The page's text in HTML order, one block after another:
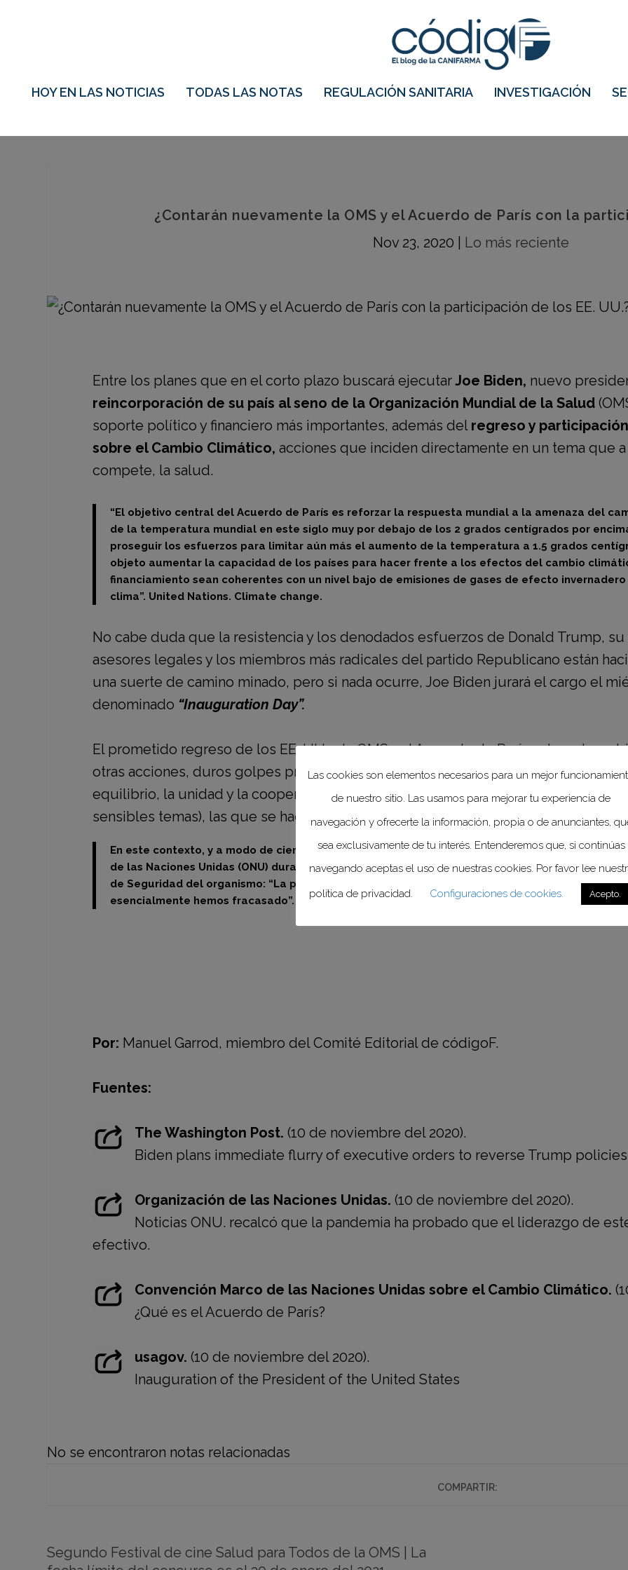
HOY EN LAS NOTICIAS TODAS LAS NOTAS REGULACIÓN SANITARIA INVESTIGACIÓN
¿Contarán nuevamente la OMS y el Acuerdo de París con la
Nov 23, 2020
Lo más reciente
Entre los planes que en el corto plazo buscará ejecutarJoe Biden, nuevo
reincorporación de su país al seno de la Organización Mundial de la Salud
soporte político y financiero más importantes, además del regreso y
sobre el Cambio Climático, acciones que inciden directamente en un tema que
compete, la salud.
“El objetivo central del Acuerdo de París es reforzar la respuesta mundial a la amenaza del
de la temperatura mundial en este siglo muy por debajo de los 2 grados centígrados por
proseguir los esfuerzos para limitar aún más el aumento de la temperatura a 1.5 grados
objeto aumentar la capacidad de los países para hacer frente a los efectos del cambio
financiamiento sean coherentes con un nivel bajo de emisiones de gases de efecto
clima”. United Nations. Climate change.
No cabe duda que la resistencia y los denodados esfuerzos de Donald Trump,
asesores legales y los miembros más radicales del partido Republicano están
una suerte de camino minado, pero si nada ocurre, Joe Biden jurará el cargo el
denominado “Inauguration Day”.
El prometido regreso de los EE. UU. a la OMS y al Acuerdo de París sobre el
otras acciones, duros golpes propinados por la administración de Trump contra
equilibrio, la unidad y la cooperación global en torno a la protección del medio
sensibles temas), las que se hacen aún más acuciantes, bajo el yugo de la
En este contexto, y a modo de cierre, recuperamos las palabras emitidas por Antonio Guterres,
de las Naciones Unidas (ONU) durante un debate sobre la gobernanza global después de la
de Seguridad del organismo: “La pandemia es una prueba clara de cooperación internacional,
esencialmente hemos fracasado”.
Por: Manuel Garrod, miembro del Comité Editorial de códigoF.
Fuentes:
The Washington Post. (10 de noviembre del 2020).
Biden plans immediate flurry of executive orders to reverse Trump
Organización de las Naciones Unidas. (10 de noviembre del 2020).
Noticias ONU. recalcó que la pandemia ha probado que el liderazgo de
efectivo.
Convención Marco de las Naciones Unidas sobre el Cambio Climático.
¿Qué es el Acuerdo de París?
usagov. (10 de noviembre del 2020).
Inauguration of the President of the United States
No se encontraron notas relacionadas
COMPARTIR:
Segundo Festival de cine Salud para Todos de la OMS | La
Las cookies son elementos necesarios para un mejor
de nuestro sitio. Las usamos para mejorar tu experiencia de
navegación y ofrecerte la información, propia o de anunciantes,
sea exclusivamente de tu interés. Entenderemos que, si continúas
navegando aceptas el uso de nuestras cookies. Por favor lee
política de privacidad.
Configuraciones de cookies. Acepto.